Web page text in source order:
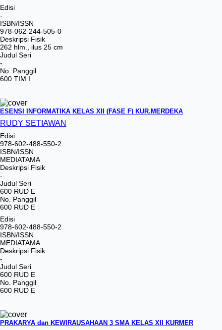
Edisi
-
ISBN/ISSN
978-062-244-505-0
Deskripsi Fisik
262 hlm., ilus 25 cm
Judul Seri
-
No. Panggil
600 TIM I
ESENSI INFORMATIKA KELAS XII (FASE F) KUR.MERDEKA
RUDY SETIAWAN
Edisi
978-602-488-550-2
ISBN/ISSN
MEDIATAMA
Deskripsi Fisik
-
Judul Seri
600 RUD E
No. Panggil
600 RUD E
Edisi
978-602-488-550-2
ISBN/ISSN
MEDIATAMA
Deskripsi Fisik
-
Judul Seri
600 RUD E
No. Panggil
600 RUD E
PRAKARYA dan KEWIRAUSAHAAN 3 SMA KELAS XII KURMER